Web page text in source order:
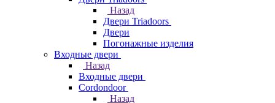
Назад
Двери Triadoors
Двери
Погонажные изделия
Входные двери
Назад
Входные двери
Cordondoor
Назад